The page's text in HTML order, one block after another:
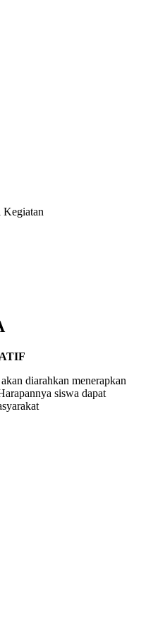
Kegiatan
diarahkan menerapkan
siswa dapat